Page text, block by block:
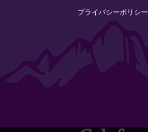
プライバシーポリシー